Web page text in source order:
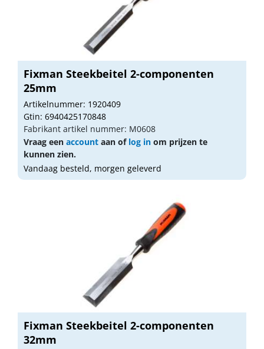
Fixman Steekbeitel 2-componenten
25mm
Artikelnummer: 1920409
Gtin: 6940425170848
Fabrikant artikel nummer: M0608
Vraag een account aan of log in om prijzen te
kunnen zien.
Vandaag besteld, morgen geleverd
Fixman Steekbeitel 2-componenten
32mm